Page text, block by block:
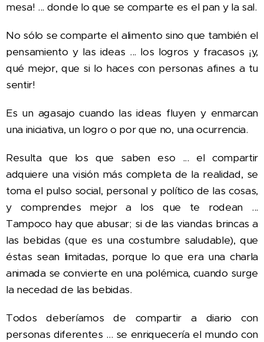
mesa! ... donde lo que se comparte es el pan y la sal.
No sólo se comparte el alimento sino que también el
pensamiento y las ideas ... los logros y fracasos ¡y,
qué mejor, que si lo haces con personas afines a tu
sentir!
Es un agasajo cuando las ideas fluyen y enmarcan
una iniciativa, un logro o por que no, una ocurrencia.
Resulta que los que saben eso ... el compartir
adquiere una visión más completa de la realidad, se
toma el pulso social, personal y político de las cosas,
y comprendes mejor a los que te rodean ...
Tampoco hay que abusar; si de las viandas brincas a
las bebidas (que es una costumbre saludable), que
éstas sean limitadas, porque lo que era una charla
animada se convierte en una polémica, cuando surge
la necedad de las bebidas.
Todos deberíamos de compartir a diario con
personas diferentes ... se enriquecería el mundo con